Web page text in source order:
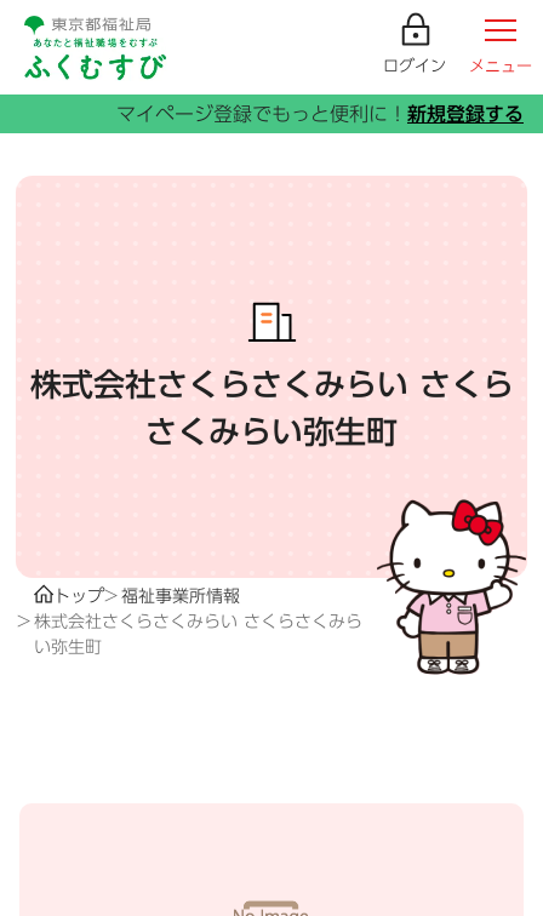
ログイン メニュー
株式会社さくらさくみらい さくら
さくみらい弥生町
トップ
福祉事業所情報
株式会社さくらさくみらい さくらさくみら
い弥生町